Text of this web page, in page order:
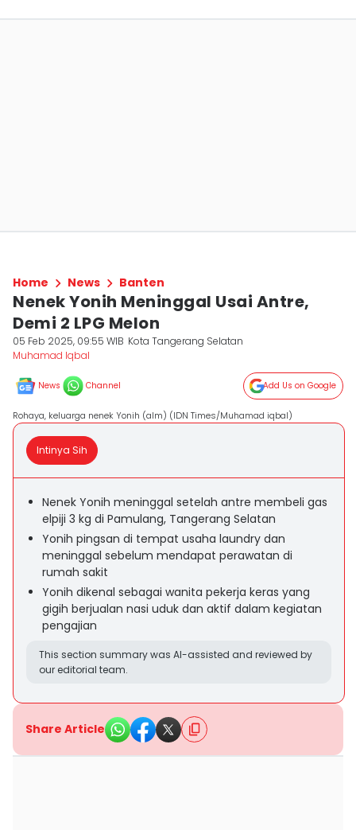
Home News Banten
Nenek Yonih Meninggal Usai Antre,
Demi 2 LPG Melon
05 Feb 2025, 09:55 WIB Kota Tangerang Selatan
Muhamad Iqbal
News Channel Add Us on Google
Rohaya, keluarga nenek Yonih (alm) (IDN Times/Muhamad iqbal)
Intinya Sih
Nenek Yonih meninggal setelah antre membeli gas
elpiji 3 kg di Pamulang, Tangerang Selatan
Yonih pingsan di tempat usaha laundry dan
meninggal sebelum mendapat perawatan di
rumah sakit
Yonih dikenal sebagai wanita pekerja keras yang
gigih berjualan nasi uduk dan aktif dalam kegiatan
pengajian
This section summary was AI-assisted and reviewed by
our editorial team.
Share Article